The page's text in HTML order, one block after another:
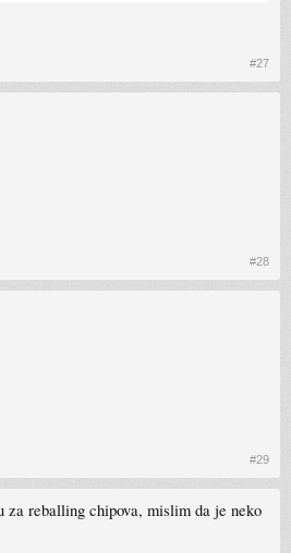
#27
#28
#29
za reballing chipova, mislim da je neko